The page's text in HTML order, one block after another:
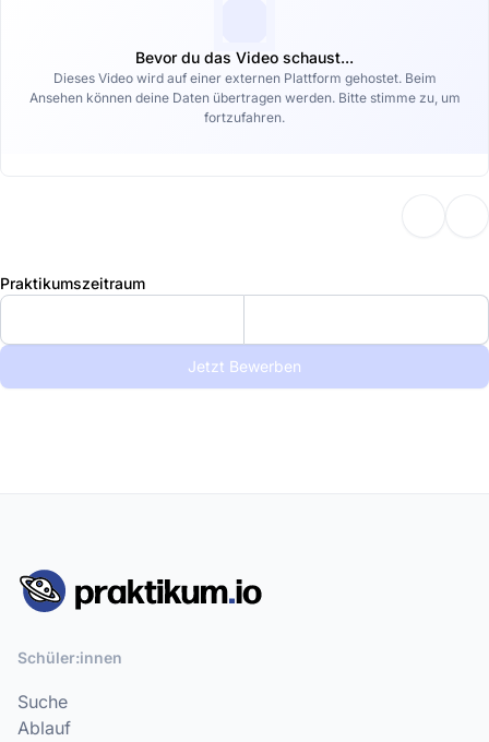
Bevor du das Video schaust...
Dieses Video wird auf einer externen Plattform gehostet. Beim
Ansehen können deine Daten übertragen werden. Bitte stimme zu, um
fortzufahren.
Praktikumszeitraum
Jetzt Bewerben
Schüler:innen
Suche
Ablauf